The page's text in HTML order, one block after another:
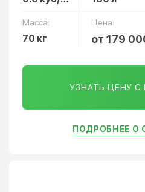
Масса:
70 кг
Цена:
от 179
УЗНАТЬ ЦЕНУ
ПОДРОБНЕЕ О